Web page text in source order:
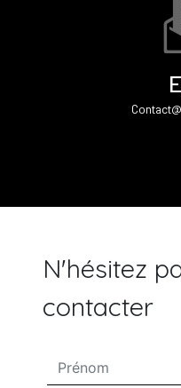
N'hésitez
contacter